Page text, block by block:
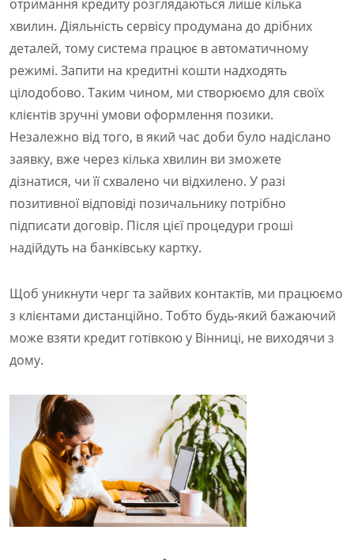
отримання кредиту розглядаються лише кілька
хвилин. Діяльність сервісу продумана до дрібних
деталей, тому система працює в автоматичному
режимі. Запити на кредитні кошти надходять
цілодобово. Таким чином, ми створюємо для своїх
клієнтів зручні умови оформлення позики.
Незалежно від того, в який час доби було надіслано
заявку, вже через кілька хвилин ви зможете
дізнатися, чи її схвалено чи відхилено. У разі
позитивної відповіді позичальнику потрібно
підписати договір. Після цієї процедури гроші
надійдуть на банківську картку.
Щоб уникнути черг та зайвих контактів, ми працюємо
з клієнтами дистанційно. Тобто будь-який бажаючий
може взяти кредит готівкою у Вінниці, не виходячи з
дому.